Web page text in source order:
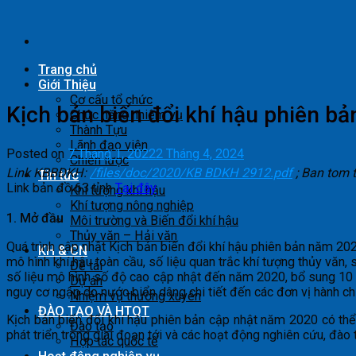
content
Trang chủ
Giới Thiệu
Cơ cấu tổ chức
Chức năng nhiệm vụ
Thành Tựu
Lãnh đạo viện
Chiến lược
Tin tức
Khí tượng khí hậu
Khí tượng nông nghiệp
Môi trường và Biến đổi khí hậu
Thủy văn – Hải văn
KH & CN
Đề tài
Dự án
Nhiệm vụ thường xuyên
ĐÀO TẠO VÀ HTQT
Đào tạo
Hợp tác quốc tế
Kịch bản biến đổi khí hậu phiên
Posted on 7 Tháng 1, 20222 Tháng 4, 2024
Link KBBĐKH: /files/doc/2020/KB BDKH 2912.pdf; Ban tom
Link bản đồ 63 tỉnhTại đây
1. Mở đầu
Quá trình cập nhật Kịch bản biến đổi khí hậu phiên bản năm
mô hình khí hậu toàn cầu, số liệu quan trắc khí tượng thủy
số liệu mô hình số độ cao cập nhật đến năm 2020, bổ sung
nguy cơ ngập do nước biển dâng chi tiết đến các đơn vị hành
Kịch bản biến đổi khí hậu phiên bản cập nhật năm 2020 có
phát triển trong giai đoạn tới và các hoạt động nghiên cứu, đào